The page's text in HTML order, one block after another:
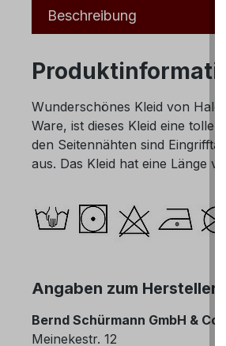
Beschreibung
Wunderschönes Kleid von
Ware, ist dieses Kleid eine
den Seitennähten sind
aus. Das Kleid hat eine Länge
Angaben zum
Bernd Schürmann GmbH & Co.
Meinekestr. 12